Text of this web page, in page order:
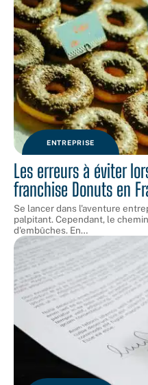
ENTREPRISE
Les erreurs à éviter
franchise Donuts en
Se lancer dans l'aventure
palpitant. Cependant, le
d'embûches. En…